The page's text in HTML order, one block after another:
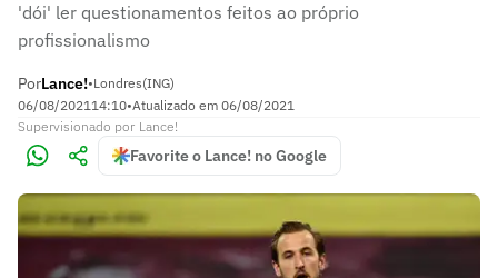
'dói' ler questionamentos feitos ao próprio
profissionalismo
PorLance!•Londres(ING)
06/08/202114:10•Atualizado em 06/08/2021
Supervisionado por Lance!
Favorite o Lance! no Google